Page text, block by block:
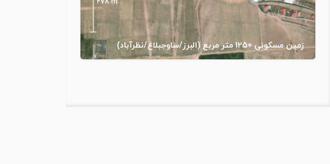
زمین مسکونی 1250 متر مربع (البرز/ساوجبلاغ/نظرآباد)